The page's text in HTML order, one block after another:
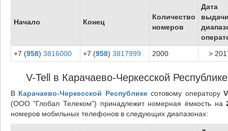
Начало Конец
Количество
номеров
Дата
+7 (958) 3816000 +7 (958) 3817999 2000 >
V-Tell в Карачаево-Черкесской Республике
В Карачаево-Черкесской Республикесотовому оператору
(ООО "Глобал Телеком") принадлежит номерная ёмкость на
номеров мобильных телефонов в следующих диапазонах: